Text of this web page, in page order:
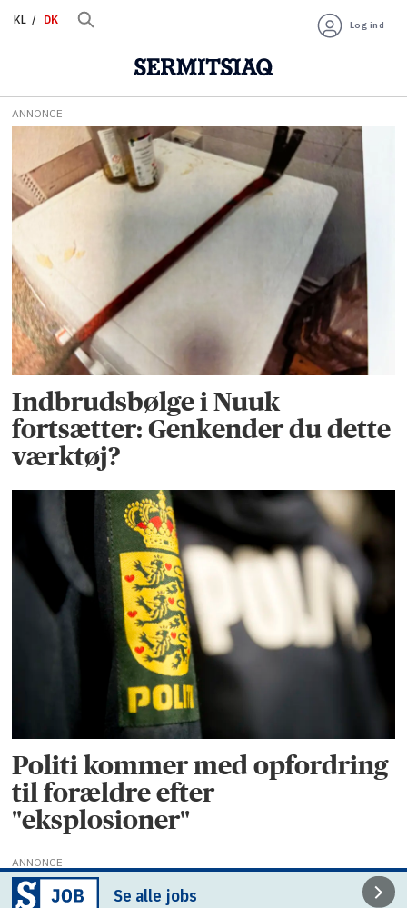
KL DK Log ind
Tag:
indbrud
nuuk
ANNONCE
Indbrudsbølge i Nuuk
fortsætter: Genkender du dette
værktøj?
Politi kommer med opfordring
til forældre efter
"eksplosioner"
ANNONCE
Se alle jobs